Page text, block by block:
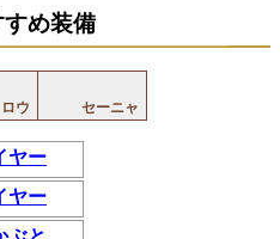
め装備
ロウ セーニャ
ヤー
ヤー